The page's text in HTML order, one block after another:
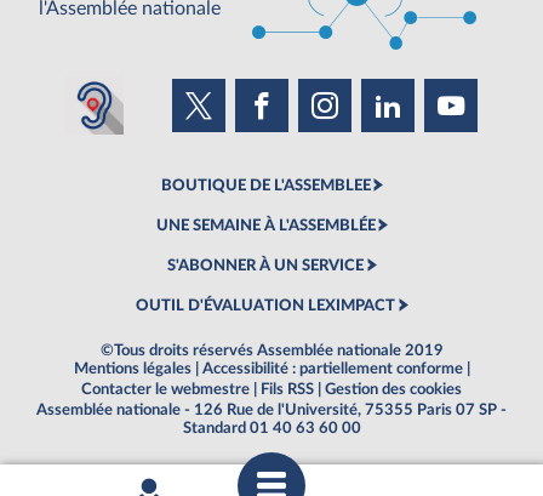
l'Assemblée nationale
BOUTIQUE DE L'ASSEMBLEE
UNE SEMAINE À L'ASSEMBLÉE
S'ABONNER À UN SERVICE
OUTIL D'ÉVALUATION LEXIMPACT
©Tous droits réservés Assemblée nationale 2019
Mentions légales
Accessibilité : partiellement conforme
Contacter le webmestre
Fils RSS
Gestion des cookies
Assemblée nationale - 126 Rue de l'Université, 75355 Paris 07 SP -
Standard 01 40 63 60 00